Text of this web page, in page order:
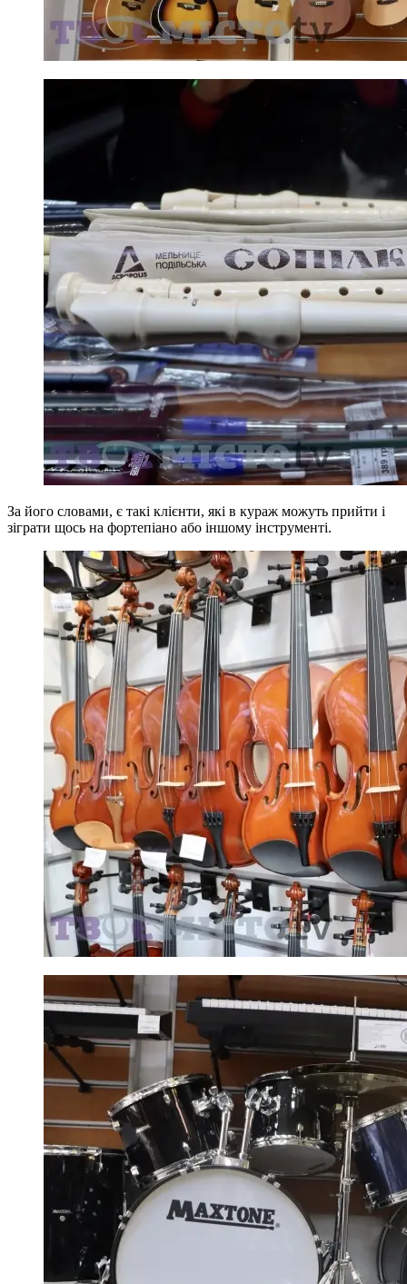
За його словами, є такі клієнти, які в кураж можуть прийти і
зіграти щось на фортепіано або іншому інструменті.